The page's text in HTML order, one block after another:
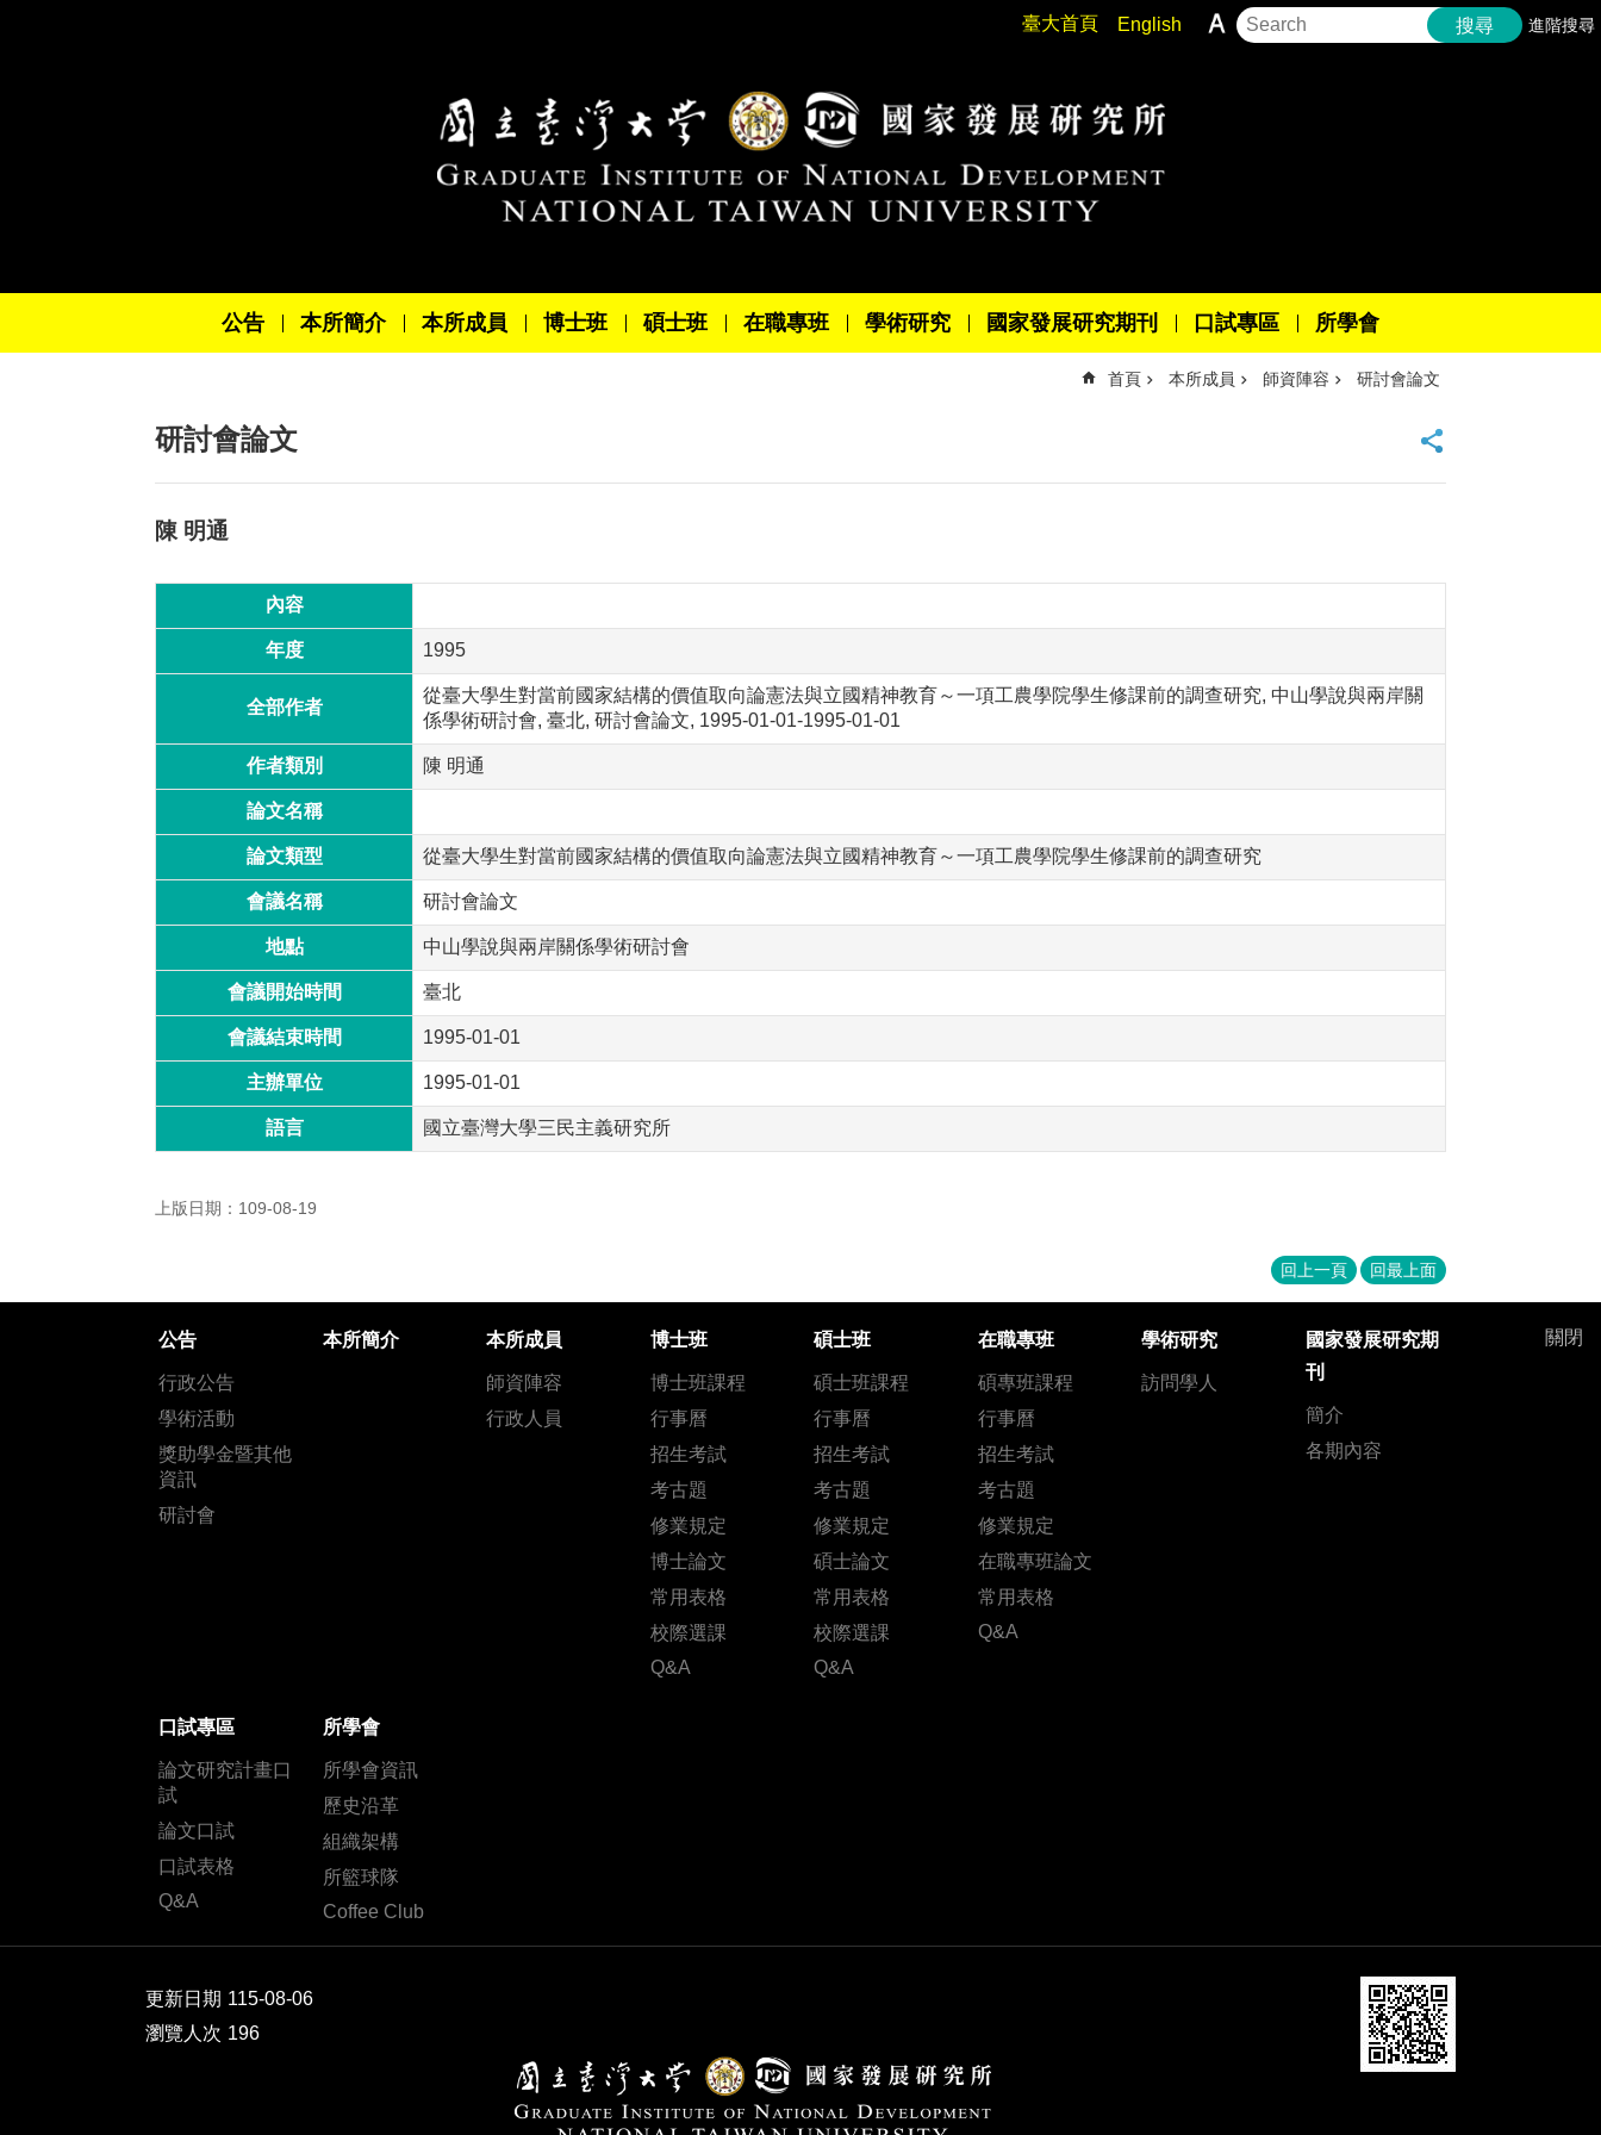
臺大首頁 English 搜尋 進階搜尋
公告 本所簡介 本所成員 博士班 碩士班 在職專班 學術研究 國家發展研究期刊 口試專區 所學會
首頁 本所成員 師資陣容 研討會論文
研討會論文
陳 明通
內容
年度 1995
全部作者
從臺大學生對當前國家結構的價值取向論憲法與立國精神教育～一項工農學院學生修課前的調查研究, 中山學說與兩岸關
係學術研討會, 臺北, 研討會論文, 1995-01-01-1995-01-01
作者類別 陳 明通
論文名稱
論文類型 從臺大學生對當前國家結構的價值取向論憲法與立國精神教育～一項工農學院學生修課前的調查研究
會議名稱 研討會論文
地點 中山學說與兩岸關係學術研討會
會議開始時間 臺北
會議結束時間 1995-01-01
主辦單位 1995-01-01
語言 國立臺灣大學三民主義研究所
上版日期：109-08-19
回上一頁 回最上面
關閉
公告
行政公告
學術活動
獎助學金暨其他
資訊
研討會
本所簡介 本所成員
師資陣容
行政人員
博士班
博士班課程
行事曆
招生考試
考古題
修業規定
博士論文
常用表格
校際選課
Q&A
碩士班
碩士班課程
行事曆
招生考試
考古題
修業規定
碩士論文
常用表格
校際選課
Q&A
在職專班
碩專班課程
行事曆
招生考試
考古題
修業規定
在職專班論文
常用表格
Q&A
學術研究
訪問學人
國家發展研究期
刊
簡介
各期內容
口試專區
論文研究計畫口
試
論文口試
口試表格
Q&A
所學會
所學會資訊
歷史沿革
組織架構
所籃球隊
Coffee Club
更新日期 115-08-06
瀏覽人次 196